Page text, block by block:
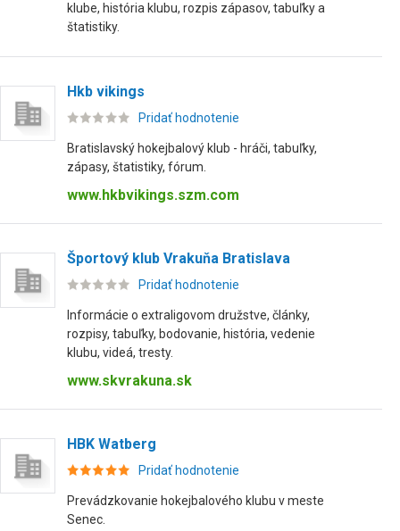
klube, história klubu, rozpis zápasov, tabuľky a
štatistiky.
Hkb vikings
Pridať hodnotenie
Bratislavský hokejbalový klub - hráči, tabuľky,
zápasy, štatistiky, fórum.
www.hkbvikings.szm.com
Športový klub Vrakuňa Bratislava
Pridať hodnotenie
Informácie o extraligovom družstve, články,
rozpisy, tabuľky, bodovanie, história, vedenie
klubu, videá, tresty.
www.skvrakuna.sk
HBK Watberg
Pridať hodnotenie
Prevádzkovanie hokejbalového klubu v meste
Senec.